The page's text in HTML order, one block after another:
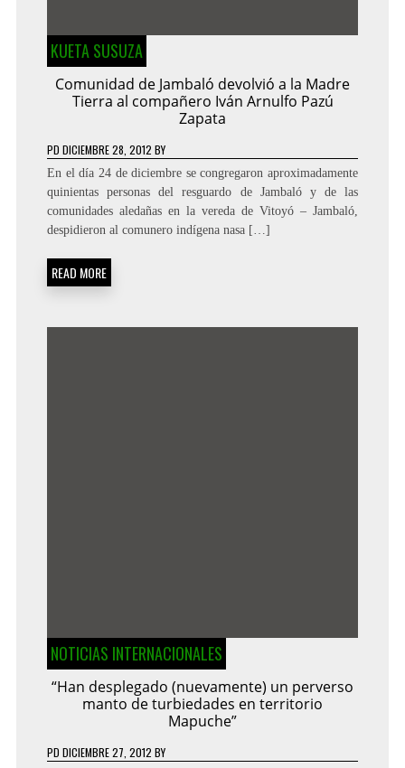
KUETA SUSUZA
Comunidad de Jambaló devolvió a la Madre
Tierra al compañero Iván Arnulfo Pazú
Zapata
PD DICIEMBRE 28, 2012 BY
En el día 24 de diciembre se congregaron aproximadamente
quinientas personas del resguardo de Jambaló y de las
comunidades aledañas en la vereda de Vitoyó – Jambaló,
despidieron al comunero indígena nasa […]
READ MORE
NOTICIAS INTERNACIONALES
“Han desplegado (nuevamente) un perverso
manto de turbiedades en territorio
Mapuche”
PD DICIEMBRE 27, 2012 BY